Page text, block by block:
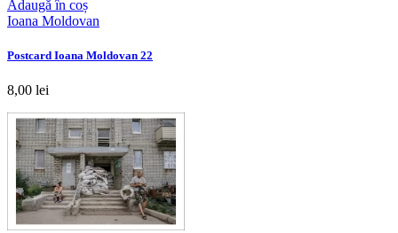
Adaugă în coș
Ioana Moldovan
Postcard Ioana Moldovan 22
8,00 lei